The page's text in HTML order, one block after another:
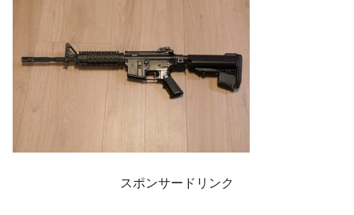
スポンサードリンク